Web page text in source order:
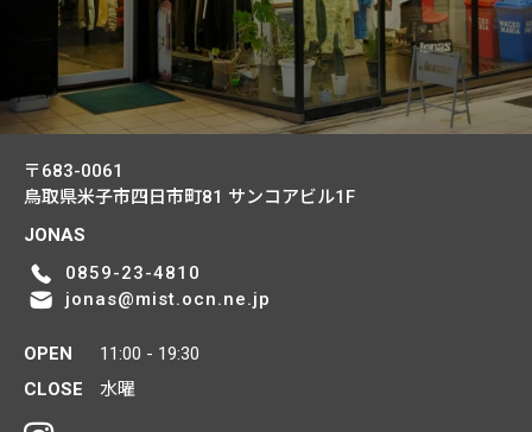
〒683-0061
鳥取県米子市四日市町81 サンコアビル1F
JONAS
0859-23-4810
jonas@mist.ocn.ne.jp
OPEN
11:00 - 19:30
CLOSE
水曜